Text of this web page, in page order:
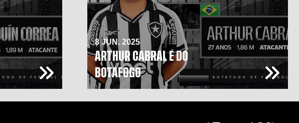
8 JUN. 2025
ARTHUR CABRAL É DO
BOTAFOGO